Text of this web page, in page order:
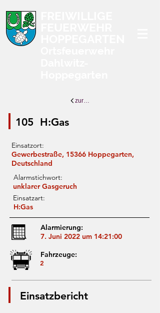
zurück zur Übersicht
H:Gas
105
Einsatzort:
Gewerbestraße, 15366 Hoppegarten,
Deutschland
Alarmstichwort:
unklarer Gasgeruch
Einsatzart:
H:Gas
Alarmierung:
7. Juni 2022 um 14:21:00
Fahrzeuge:
2
Einsatzbericht